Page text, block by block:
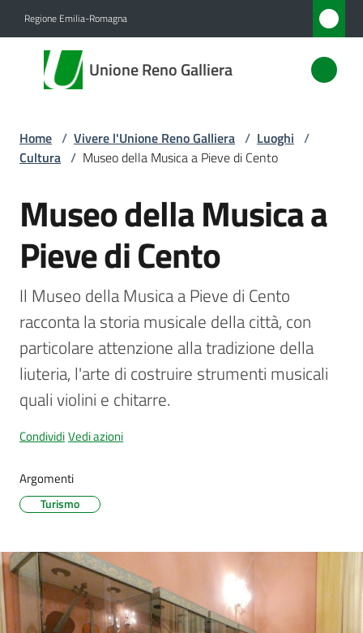
Regione Emilia-Romagna
Unione Reno Galliera
Unione
Reno
Novità
Servizi
Vivere
l'Unione
Menu selezionato
Amministrazione
trasparente
Tutti
gli
Seguici
su
Home / Vivere l'Unione Reno Galliera / Luoghi /
Cultura / Museo della Musica a Pieve di Cento
Salta al contenuto
Museo della Musica a
Pieve di Cento
Il Museo della Musica a Pieve di Cento
racconta la storia musicale della città, con
particolare attenzione alla tradizione della
liuteria, l'arte di costruire strumenti musicali
quali violini e chitarre.
CondividiVedi azioni
Argomenti
Turismo